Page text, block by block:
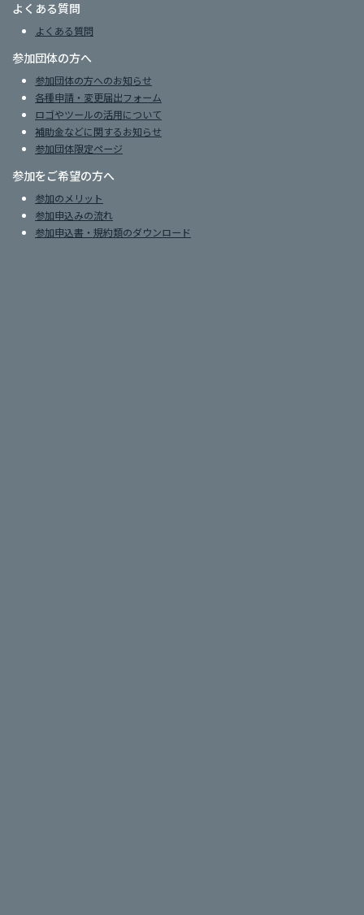
よくある質問
よくある質問
参加団体の方へ
参加団体の方へのお知らせ
各種申請・変更届出フォーム
ロゴやツールの活用について
補助金などに関するお知らせ
参加団体限定ページ
参加をご希望の方へ
参加のメリット
参加申込みの流れ
参加申込書・規約類のダウンロード